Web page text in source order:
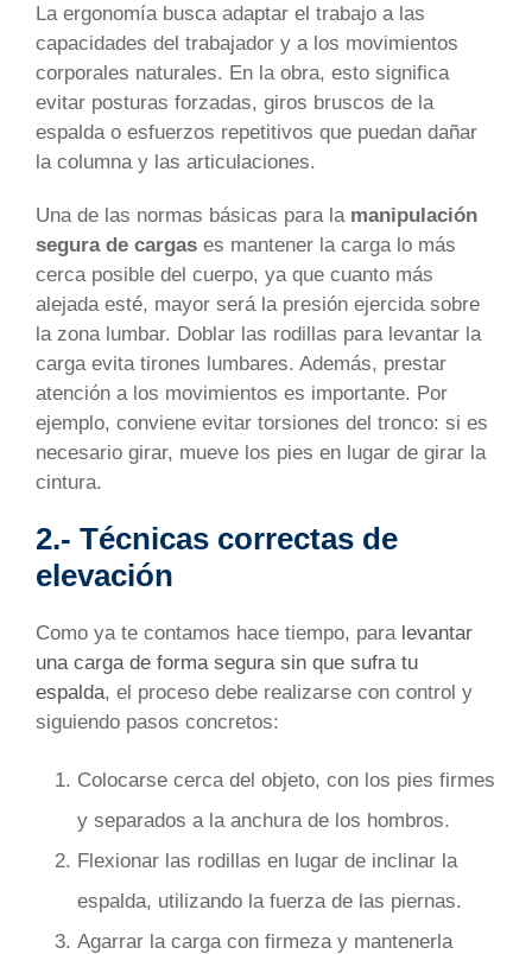
La ergonomía busca adaptar el trabajo a las
capacidades del trabajador y a los movimientos
corporales naturales. En la obra, esto significa
evitar posturas forzadas, giros bruscos de la
espalda o esfuerzos repetitivos que puedan dañar
la columna y las articulaciones.
Una de las normas básicas para la manipulación
segura de cargas es mantener la carga lo más
cerca posible del cuerpo, ya que cuanto más
alejada esté, mayor será la presión ejercida sobre
la zona lumbar. Doblar las rodillas para levantar la
carga evita tirones lumbares. Además, prestar
atención a los movimientos es importante. Por
ejemplo, conviene evitar torsiones del tronco: si es
necesario girar, mueve los pies en lugar de girar la
cintura.
2.- Técnicas correctas de
elevación
Como ya te contamos hace tiempo, para levantar
una carga de forma segura sin que sufra tu
espalda, el proceso debe realizarse con control y
siguiendo pasos concretos:
Colocarse cerca del objeto, con los pies firmes
y separados a la anchura de los hombros.
Flexionar las rodillas en lugar de inclinar la
espalda, utilizando la fuerza de las piernas.
Agarrar la carga con firmeza y mantenerla